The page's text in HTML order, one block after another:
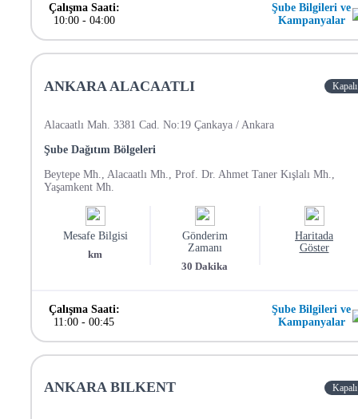
Çalışma Saati:
10:00- 04:00
Şube Bilgileri ve
Kampanyalar
ANKARA ALACAATLI Kapalı
Alacaatlı Mah. 3381 Cad. No:19 Çankaya / Ankara
Şube Dağıtım Bölgeleri
Beytepe Mh., Alacaatlı Mh., Prof. Dr. Ahmet Taner Kışlalı Mh.,
Yaşamkent Mh.
Mesafe Bilgisi
km
Gönderim
Zamanı
30 Dakika
Haritada
Göster
Çalışma Saati:
11:00 - 00:45
Şube Bilgileri ve
Kampanyalar
ANKARA BILKENT Kapalı